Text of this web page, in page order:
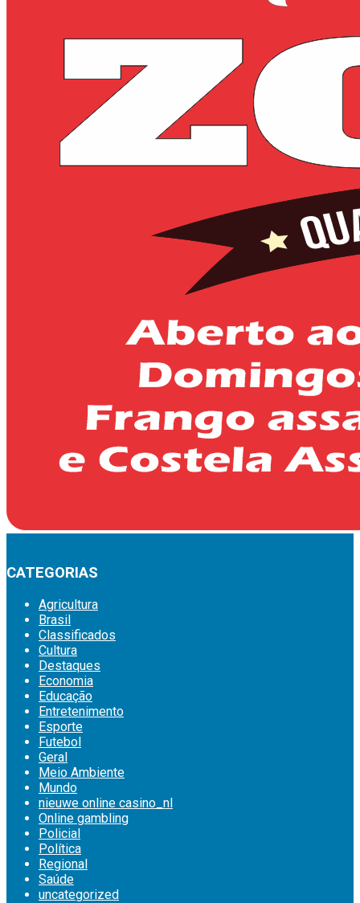
CATEGORIAS
Agricultura
Brasil
Classificados
Cultura
Destaques
Economia
Educação
Entretenimento
Esporte
Futebol
Geral
Meio Ambiente
Mundo
nieuwe online casino_nl
Online gambling
Policial
Política
Regional
Saúde
uncategorized